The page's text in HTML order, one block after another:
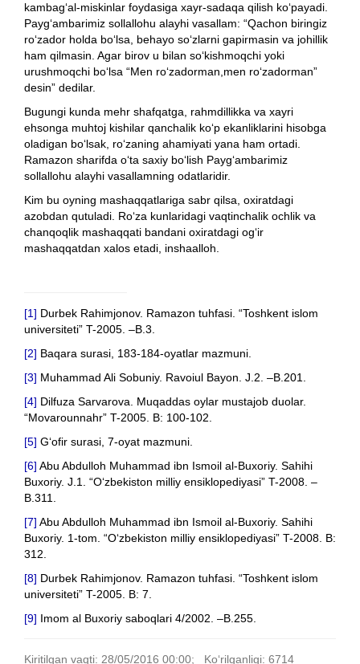
kambag‘al-miskinlar foydasiga xayr-sadaqa qilish ko‘payadi.
Payg‘ambarimiz sollallohu alayhi vasallam: “Qachon biringiz
ro‘zador holda bo‘lsa, behayo so‘zlarni gapirmasin va johillik
ham qilmasin. Agar birov u bilan so‘kishmoqchi yoki
urushmoqchi bo‘lsa “Men ro‘zadorman,men ro‘zadorman”
desin” dedilar.
Bugungi kunda mehr shafqatga, rahmdillikka va xayri
ehsonga muhtoj kishilar qanchalik ko‘p ekanliklarini hisobga
oladigan bo‘lsak, ro‘zaning ahamiyati yana ham ortadi.
Ramazon sharifda o‘ta saxiy bo‘lish Payg‘ambarimiz
sollallohu alayhi vasallamning odatlaridir.
Kim bu oyning mashaqqatlariga sabr qilsa, oxiratdagi
azobdan qutuladi. Ro‘za kunlaridagi vaqtinchalik ochlik va
chanqoqlik mashaqqati bandani oxiratdagi og‘ir
mashaqqatdan xalos etadi, inshaalloh.
[1] Durbek Rahimjonov. Ramazon tuhfasi. “Toshkent islom
universiteti” T-2005. –B.3.
[2] Baqara surasi, 183-184-oyatlar mazmuni.
[3] Muhammad Ali Sobuniy. Ravoiul Bayon. J.2. –B.201.
[4] Dilfuza Sarvarova. Muqaddas oylar mustajob duolar.
“Movarounnahr” T-2005. B: 100-102.
[5] G‘ofir surasi, 7-oyat mazmuni.
[6] Abu Abdulloh Muhammad ibn Ismoil al-Buxoriy. Sahihi
Buxoriy. J.1. “O‘zbekiston milliy ensiklopediyasi” T-2008. –
B.311.
[7] Abu Abdulloh Muhammad ibn Ismoil al-Buxoriy. Sahihi
Buxoriy. 1-tom. “O‘zbekiston milliy ensiklopediyasi” T-2008. B:
312.
[8] Durbek Rahimjonov. Ramazon tuhfasi. “Toshkent islom
universiteti” T-2005. B: 7.
[9] Imom al Buxoriy saboqlari 4/2002. –B.255.
Kiritilgan vaqti: 28/05/2016 00:00; Ko‘rilganligi: 6714